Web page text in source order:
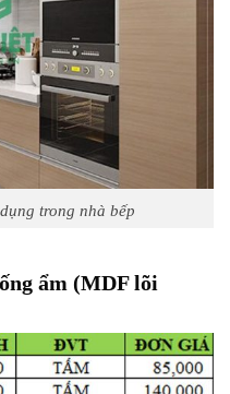
trong nhà bếp
ẩm (MDF lõi